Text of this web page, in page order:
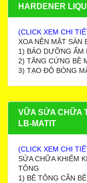
HARDENER
(CLICK XEM CHI
XOA NỀN MẶT SÀN
1) BẢO DƯỠNG ẨM
2) TĂNG CỨNG BỀ
3) TẠO ĐỘ BÓNG
VỮA SỬA CHỮA
LB-MATIT
(CLICK XEM CHI
SỬA CHỮA KHIẾM
TÔNG
1) BÊ TÔNG CẦN